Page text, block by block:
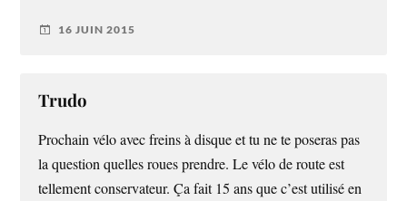
16 JUIN 2015
Trudo
Prochain vélo avec freins à disque et tu ne te poseras pas
la question quelles roues prendre. Le vélo de route est
tellement conservateur. Ça fait 15 ans que c’est utilisé en